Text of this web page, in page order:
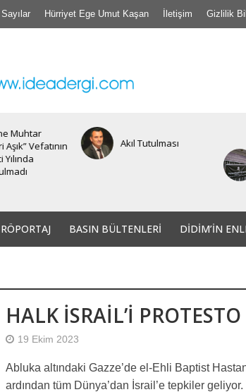
Sayılar Hürriyet Ege Umut Kaşan İletişim Gizlilik
Muhtar
Aşık” Vefatının
Yılında
Akıl Tutulması
RÖPORTAJ BASIN BÜLTENLERI DIDIM’IN
HALK İSRAİL’İ
19 Ekim 2023
Abluka altındaki Gazze’de el-Ehli Baptist
ardından tüm Dünya’dan İsrail’e tepkiler